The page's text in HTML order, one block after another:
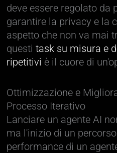
deve essere regolato da
garantire la privacy e la
aspetto che non va mai
questitask su misura e
ripetitivi è il cuore di
Ottimizzazione e
Processo Iterativo
Lanciare un agente AI
ma l'inizio di un
performance di un